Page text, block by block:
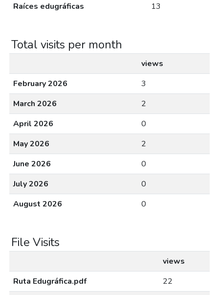
Raíces edugráficas
13
Total visits per month
views
February 2026
3
March 2026
2
April 2026
0
May 2026
2
June 2026
0
July 2026
0
August 2026
0
File Visits
views
Ruta Edugráfica.pdf
22